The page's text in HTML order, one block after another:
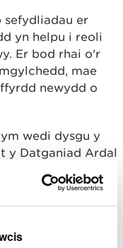
er
yn helpu i reoli
Er bod rhai o'r
mae
newydd o
wedi dysgu y
y Datganiad Ardal
gan sicrhau bod
yn eu